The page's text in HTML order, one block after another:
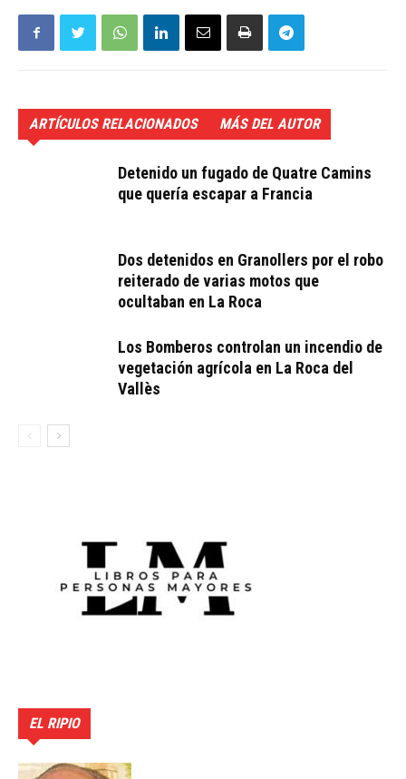
ARTÍCULOS RELACIONADOS MÁS DEL AUTOR
Detenido un fugado de Quatre Camins
que quería escapar a Francia
Dos detenidos en Granollers por el robo
reiterado de varias motos que
ocultaban en La Roca
Los Bomberos controlan un incendio de
vegetación agrícola en La Roca del
Vallès
EL RIPIO